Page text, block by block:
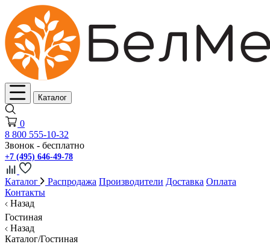
Каталог
0
8 800 555-10-32
Звонок - бесплатно
+7 (495) 646-49-78
Каталог Распродажа Производители Доставка Оплата
Контакты
Назад
Гостиная
Назад
Каталог/Гостиная